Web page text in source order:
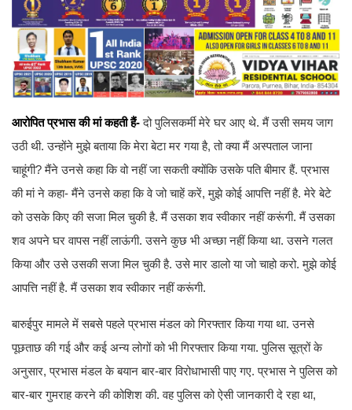
आरोपित प्रभास की मां कहती हैं-दो पुलिसकर्मी मेरे घर आए थे. मैं उसी समय जाग
उठी थी. उन्होंने मुझे बताया कि मेरा बेटा मर गया है, तो क्या मैं अस्पताल जाना
चाहूंगी? मैंने उनसे कहा कि वो नहीं जा सकती क्योंकि उसके पति बीमार हैं. प्रभास
की मां ने कहा- मैंने उनसे कहा कि वे जो चाहें करें, मुझे कोई आपत्ति नहीं है. मेरे बेटे
को उसके किए की सजा मिल चुकी है. मैं उसका शव स्वीकार नहीं करूंगी. मैं उसका
शव अपने घर वापस नहीं लाऊंगी. उसने कुछ भी अच्छा नहीं किया था. उसने गलत
किया और उसे उसकी सजा मिल चुकी है. उसे मार डालो या जो चाहो करो. मुझे कोई
आपत्ति नहीं है. मैं उसका शव स्वीकार नहीं करूंगी.
बारुईपुर मामले में सबसे पहले प्रभास मंडल को गिरफ्तार किया गया था. उनसे
पूछताछ की गई और कई अन्य लोगों को भी गिरफ्तार किया गया. पुलिस सूत्रों के
अनुसार, प्रभास मंडल के बयान बार-बार विरोधाभासी पाए गए. प्रभास ने पुलिस को
बार-बार गुमराह करने की कोशिश की. वह पुलिस को ऐसी जानकारी दे रहा था,